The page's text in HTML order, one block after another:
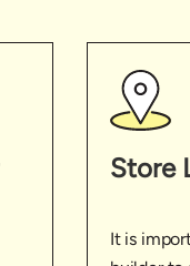
Store
It is